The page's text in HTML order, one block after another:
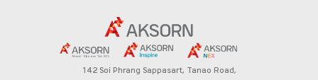
142 Soi Phrang Sappasart, Tanao Road,